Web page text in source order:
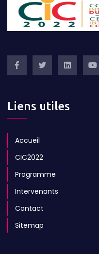
Liens utiles
Accueil
CIC2022
Programme
Intervenants
Contact
Sitemap